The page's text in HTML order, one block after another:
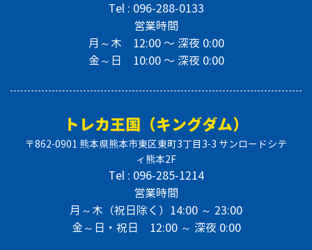
Tel : 096-288-0133
営業時間
月～木 12:00 〜 深夜 0:00
金～日 10:00 〜 深夜 0:00
トレカ王国（キングダム）
〒862-0901 熊本県熊本市東区東町3丁目3-3 サンロードシテ
ィ熊本2F
Tel : 096-285-1214
営業時間
月～木（祝日除く）14:00 ～ 23:00
金～日・祝日 12:00 ～ 深夜 0:00